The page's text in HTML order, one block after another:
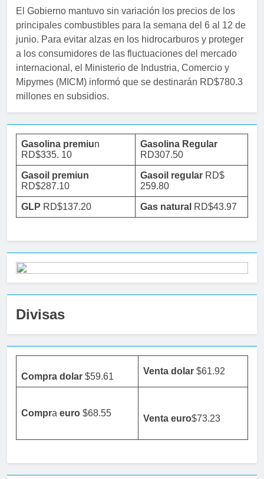
El Gobierno mantuvo sin variación los precios de los
principales combustibles para la semana del 6 al 12 de
junio. Para evitar alzas en los hidrocarburos y proteger
a los consumidores de las fluctuaciones del mercado
internacional, el Ministerio de Industria, Comercio y
Mipymes (MICM) informó que se destinarán RD$780.3
millones en subsidios.
Gasolina premiun
RD$335. 10
Gasolina Regular
RD307.50
Gasoil premiun
RD$287.10
Gasoil regular RD$
259.80
GLP RD$137.20 Gas natural RD$43.97
Divisas
Compra dolar $59.61
Venta dolar $61.92
Compra euro $68.55
Venta euro$73.23